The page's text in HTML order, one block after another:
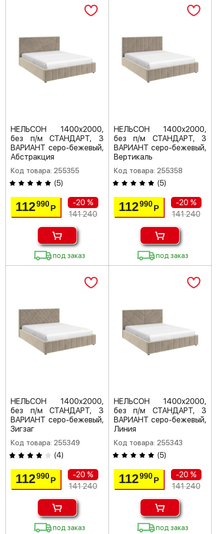
НЕЛЬСОН 1400х2000,
без п/м СТАНДАРТ, 3
ВАРИАНТ серо-бежевый,
Абстракция
Код товара: 255355
(5)
112990 Р
-20 %
141 240
под заказ
НЕЛЬСОН 1400х2000,
без п/м СТАНДАРТ, 3
ВАРИАНТ серо-бежевый,
Вертикаль
Код товара: 255358
(5)
112990 Р
-20 %
141 240
под заказ
НЕЛЬСОН 1400х2000,
без п/м СТАНДАРТ, 3
ВАРИАНТ серо-бежевый,
Зигзаг
Код товара: 255349
(4)
112990 Р
-20 %
141 240
под заказ
НЕЛЬСОН 1400х2000,
без п/м СТАНДАРТ, 3
ВАРИАНТ серо-бежевый,
Линия
Код товара: 255343
(5)
112990 Р
-20 %
141 240
под заказ